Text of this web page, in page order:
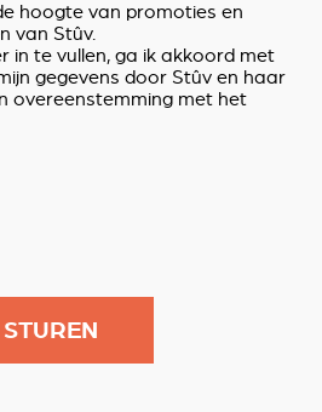
hoogte van promoties en
van Stûv.
in te vullen, ga ik akkoord met
gegevens door Stûv en haar
overeenstemming met het